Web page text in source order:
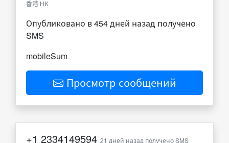
香港 HK
Опубликовано в 454 дней назад получено
SMS
mobileSum
Просмотр сообщений
+1 2334149594 21 дней назад получено SMS